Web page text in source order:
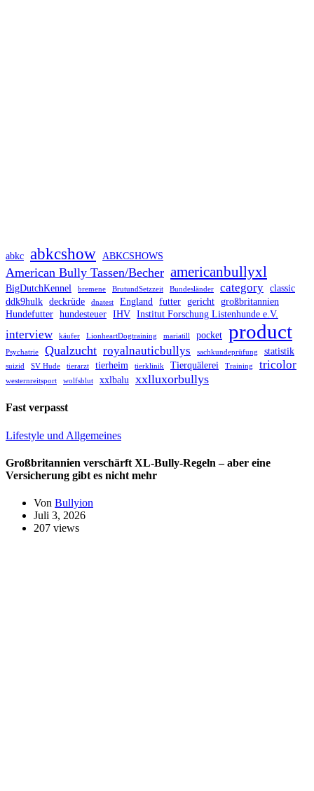
abkc abkcshow ABKCSHOWS
American Bully Tassen/Becher americanbullyxl
BigDutchKennel bremene BrutundSetzzeit Bundesländer category classic
ddk9hulk deckrüde dnatest England futter gericht großbritannien
Hundefutter hundesteuer IHV Institut Forschung Listenhunde e.V.
interview käufer LionheartDogtraining mariatill pocket product
Psychatrie Qualzucht royalnauticbullys sachkundeprüfung statistik
suizid SV Hude tierarzt tierheim tierklinik Tierquälerei Training tricolor
westernreitsport wolfsblut xxlbalu xxlluxorbullys
Fast verpasst
Lifestyle und Allgemeines
Großbritannien verschärft XL-Bully-Regeln – aber eine
Versicherung gibt es nicht mehr
Von Bullyion
Juli 3, 2026
207 views